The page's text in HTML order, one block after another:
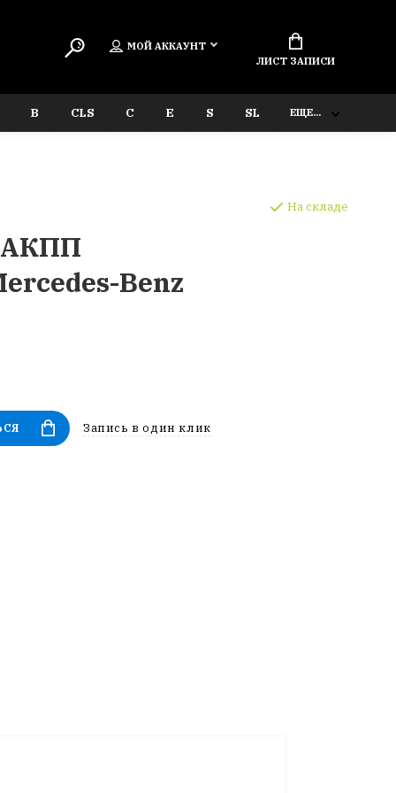
МОЙ АККАУНТ
ЛИСТ ЗАПИСИ
B CLS C E S SL ЕЩЕ...
АКПП
Benz
На складе
Запись в один клик